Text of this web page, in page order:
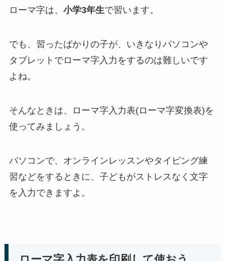
ローマ字は、 小学3年生で習います。
でも、習ったばかりの子が、いきなりパソコンや
タブレットでローマ字入力をするのは難しいです
よね。
そんなときは、ローマ字入力表(ローマ字変換表)を
使ってみましょう。
パソコンで、オンラインレッスンやタイピング練
習などをするときに、子どもがストレスなく文字
を入力できますよ。